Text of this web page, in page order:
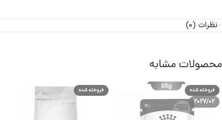
نظرات (0)
محصولات مشابه
فروخته شده
2027/02
فروخته شده